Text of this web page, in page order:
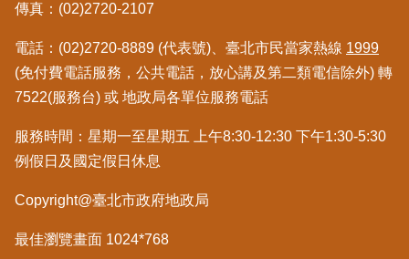
熱
關
鍵
字
更/
地
資
平
傳真：(02)2720-2107
電話：(02)2720-8889 (代表號)、臺北市民當家熱線 1999
(免付費電話服務，公共電話，放心講及第二類電信除外) 轉
7522(服務台) 或 地政局各單位服務電話
服務時間：星期一至星期五 上午8:30-12:30 下午1:30-5:30
例假日及國定假日休息
Copyright@臺北市政府地政局
最佳瀏覽畫面 1024*768